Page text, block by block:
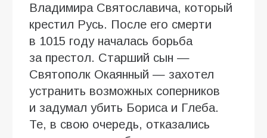
Владимира Святославича, который
крестил Русь. После его смерти
в 1015 году началась борьба
за престол. Старший сын —
Святополк Окаянный — захотел
устранить возможных соперников
и задумал убить Бориса и Глеба.
Те, в свою очередь, отказались